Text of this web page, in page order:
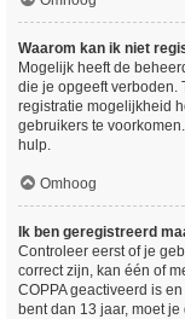
Waarom kan ik niet
Mogelijk heeft de
die je opgeeft verboden.
registratie mogelijkheid
gebruikers te
hulp.
Omhoog
Ik ben geregistreerd
Controleer eerst of je
correct zijn, kan één of
COPPA geactiveerd is
bent dan 13 jaar, moet